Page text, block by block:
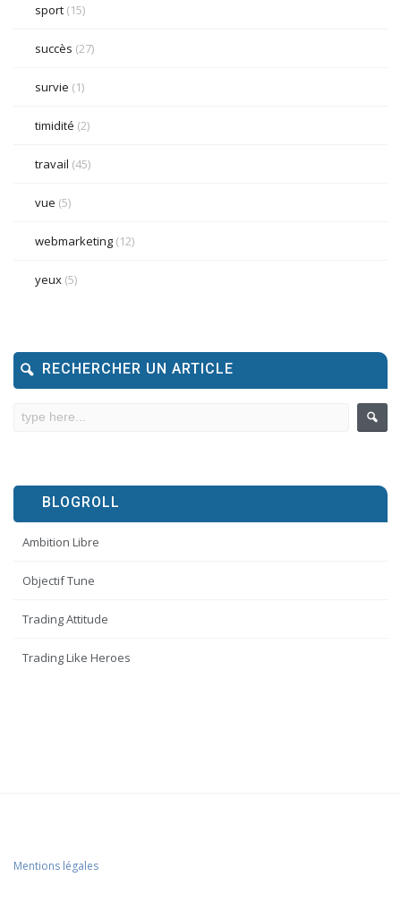
sport (15)
succès (27)
survie (1)
timidité (2)
travail (45)
vue (5)
webmarketing (12)
yeux (5)
RECHERCHER UN ARTICLE
BLOGROLL
Ambition Libre
Objectif Tune
Trading Attitude
Trading Like Heroes
Mentions légales